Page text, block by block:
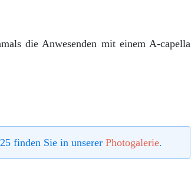
die Anwesenden mit einem A-capella
finden Sie in unserer Photogalerie.